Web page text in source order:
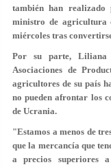
también han realizado
ministro de agricultura
miércoles tras
Por su parte,
Asociaciones de
agricultores de su país
no pueden afrontar los
de Ucrania.
"Estamos a menos de
que la mercancía que
a precios superiores